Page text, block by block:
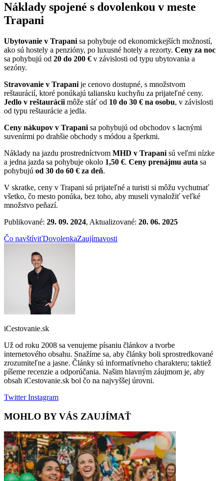
Náklady spojené s dovolenkou v meste
Trapani
Ubytovanie v Trapani sa pohybuje od ekonomickejších možností,
ako sú hostely a penzióny, po luxusné hotely a rezorty. Ceny za noc
sa pohybujú od 20 do 200 € v závislosti od typu ubytovania a
sezóny.
Stravovanie v Trapani je cenovo dostupné, s množstvom
reštaurácií, ktoré ponúkajú taliansku kuchyňu za prijateľné ceny.
Jedlo v reštaurácii môže stáť od 10 do 30 € na osobu, v závislosti
od typu reštaurácie a jedla.
Ceny nákupov v Trapani sa pohybujú od obchodov s lacnými
suvenírmi po drahšie obchody s módou a šperkmi.
Náklady na jazdu prostredníctvom MHD v Trapani sú veľmi nízke
a jedna jazda sa pohybuje okolo 1,50 €. Ceny prenájmu auta sa
pohybujú od 30 do 60 € za deň.
V skratke, ceny v Trapani sú prijateľné a turisti si môžu vychutnať
všetko, čo mesto ponúka, bez toho, aby museli vynaložiť veľké
množstvo peňazí.
Publikované: 29. 09. 2024, Aktualizované: 20. 06. 2025
Čo navštíviťDovolenkaZaujímavosti
iCestovanie.sk
Už od roku 2008 sa venujeme písaniu článkov a tvorbe
internetového obsahu. Snažíme sa, aby články boli sprostredkované
zrozumiteľne a jasne. Články sú informatívneho charakteru; taktiež
píšeme recenzie a odporúčania. Našim hlavným záujmom je, aby
obsah iCestovanie.sk bol čo na najvyššej úrovni.
TwitterInstagram
MOHLO BY VÁS ZAUJÍMAŤ